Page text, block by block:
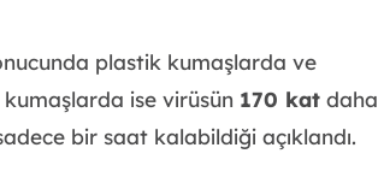
plastik kumaşlarda ve
ise virüsün 170 kat daha
bir saat kalabildiği açıklandı.